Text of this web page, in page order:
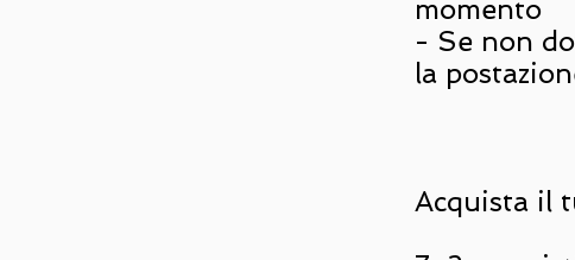
momento
- Se non
la
Acquista il